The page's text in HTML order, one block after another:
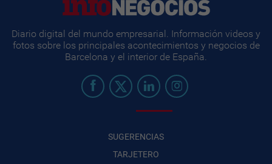
Diario digital del mundo empresarial. Información videos y
fotos sobre los principales acontecimientos y negocios de
Barcelona y el interior de España.
SUGERENCIAS
TARJETERO